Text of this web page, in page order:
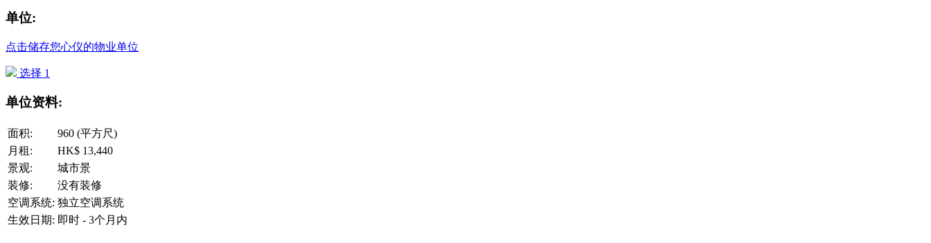
单位:
点击储存您心仪的物业单位
选择 1
单位资料:
面积:
960 (平方尺)
月租:
HK$ 13,440
景观:
城市景
装修:
没有装修
空调系统: 独立空调系统
生效日期: 即时 - 3个月内